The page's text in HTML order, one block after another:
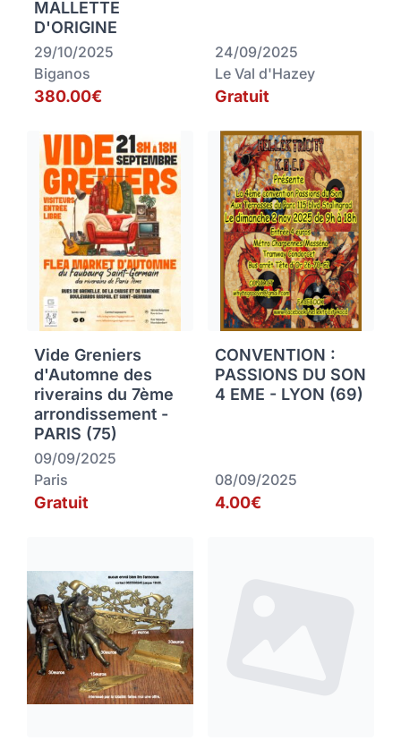
MALLETTE
D'ORIGINE
29/10/2025
Biganos
380.00€
24/09/2025
Le Val d'Hazey
Gratuit
Vide Greniers
d'Automne des
riverains du 7ème
arrondissement -
PARIS (75)
09/09/2025
Paris
Gratuit
CONVENTION :
PASSIONS DU SON
4 EME - LYON (69)
08/09/2025
4.00€